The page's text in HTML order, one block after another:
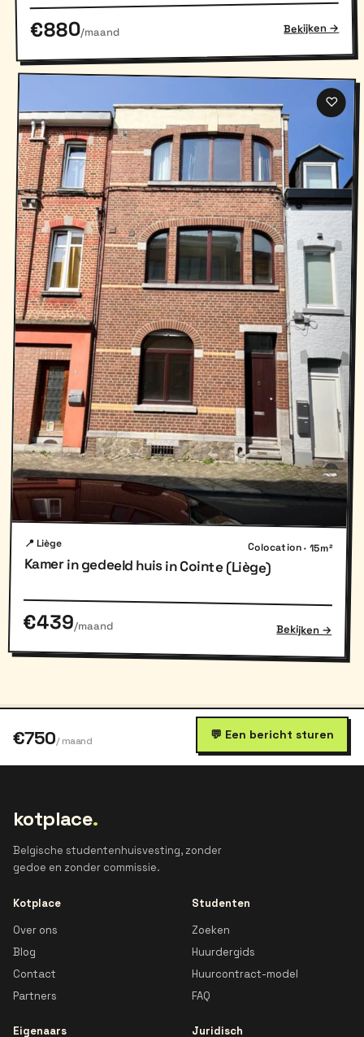
€880/maand Bekijken →
♡
📍 Liège Colocation · 15m²
Kamer in gedeeld huis in Cointe (Liège)
€439/maand Bekijken →
€750/ maand 💬 Een bericht sturen
kotplace.
Belgische studentenhuisvesting, zonder
gedoe en zonder commissie.
Kotplace
Over ons
Blog
Contact
Partners
Studenten
Zoeken
Huurdergids
Huurcontract-model
FAQ
Eigenaars Juridisch